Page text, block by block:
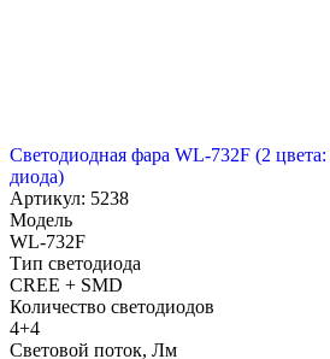
Светодиодная фара WL-732F (2
диода)
Артикул: 5238
Модель
WL-732F
Тип светодиода
CREE + SMD
Количество светодиодов
4+4
Световой поток, Лм